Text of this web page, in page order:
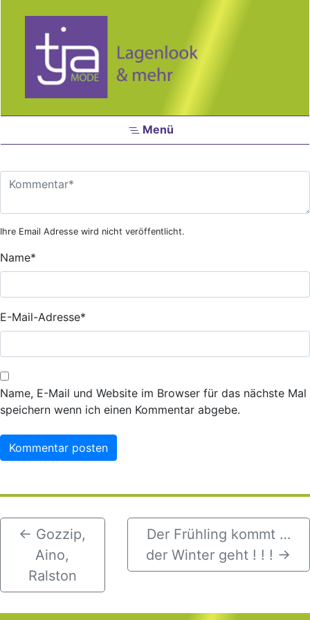
Menü
Ihre Email Adresse wird nicht veröffentlicht.
Name*
E-Mail-Adresse*
Name, E-Mail und Website im Browser für das nächste Mal
speichern wenn ich einen Kommentar abgebe.
← Gozzip,
Aino,
Ralston
Der Frühling kommt …
der Winter geht ! ! ! →